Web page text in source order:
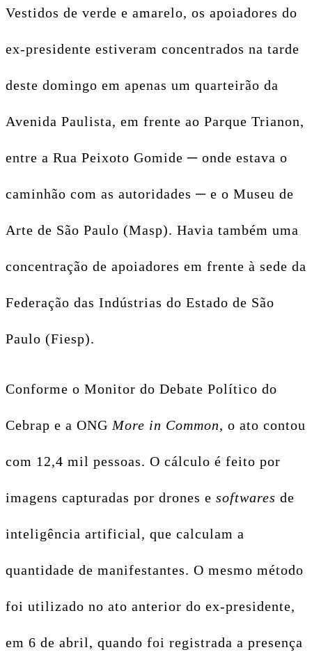
Vestidos de verde e amarelo, os apoiadores do
ex-presidente estiveram concentrados na tarde
deste domingo em apenas um quarteirão da
Avenida Paulista, em frente ao Parque Trianon,
entre a Rua Peixoto Gomide ─ onde estava o
caminhão com as autoridades ─ e o Museu de
Arte de São Paulo (Masp). Havia também uma
concentração de apoiadores em frente à sede da
Federação das Indústrias do Estado de São
Paulo (Fiesp).
Conforme o Monitor do Debate Político do
Cebrap e a ONG More in Common, o ato contou
com 12,4 mil pessoas. O cálculo é feito por
imagens capturadas por drones e softwares de
inteligência artificial, que calculam a
quantidade de manifestantes. O mesmo método
foi utilizado no ato anterior do ex-presidente,
em 6 de abril, quando foi registrada a presença